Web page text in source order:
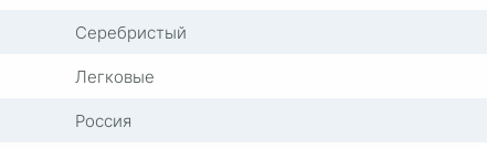
Серебристый
Легковые
Россия